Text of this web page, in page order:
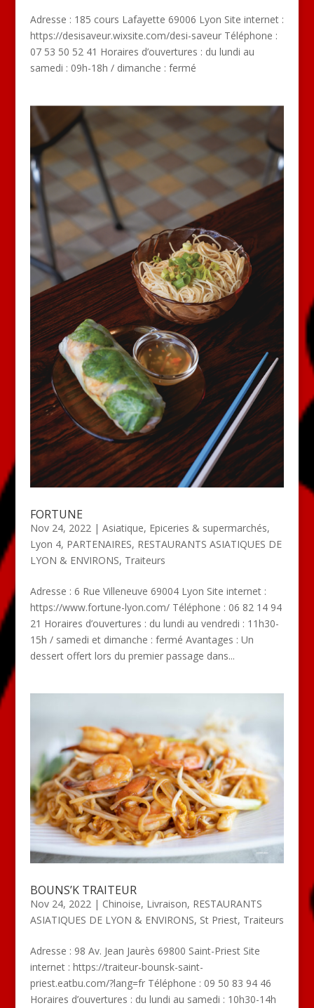
Adresse : 185 cours Lafayette 69006 Lyon Site internet :
https://desisaveur.wixsite.com/desi-saveur Téléphone :
07 53 50 52 41 Horaires d’ouvertures : du lundi au
samedi : 09h-18h / dimanche : fermé
FORTUNE
Nov 24, 2022| Asiatique, Epiceries & supermarchés,
Lyon 4, PARTENAIRES, RESTAURANTS ASIATIQUES DE
LYON & ENVIRONS, Traiteurs
Adresse : 6 Rue Villeneuve 69004 Lyon Site internet :
https://www.fortune-lyon.com/ Téléphone : 06 82 14 94
21 Horaires d’ouvertures : du lundi au vendredi : 11h30-
15h / samedi et dimanche : fermé Avantages : Un
dessert offert lors du premier passage dans...
BOUNS’K TRAITEUR
Nov 24, 2022| Chinoise, Livraison, RESTAURANTS
ASIATIQUES DE LYON & ENVIRONS, St Priest, Traiteurs
Adresse : 98 Av. Jean Jaurès 69800 Saint-Priest Site
internet : https://traiteur-bounsk-saint-
priest.eatbu.com/?lang=fr Téléphone : 09 50 83 94 46
Horaires d’ouvertures : du lundi au samedi : 10h30-14h